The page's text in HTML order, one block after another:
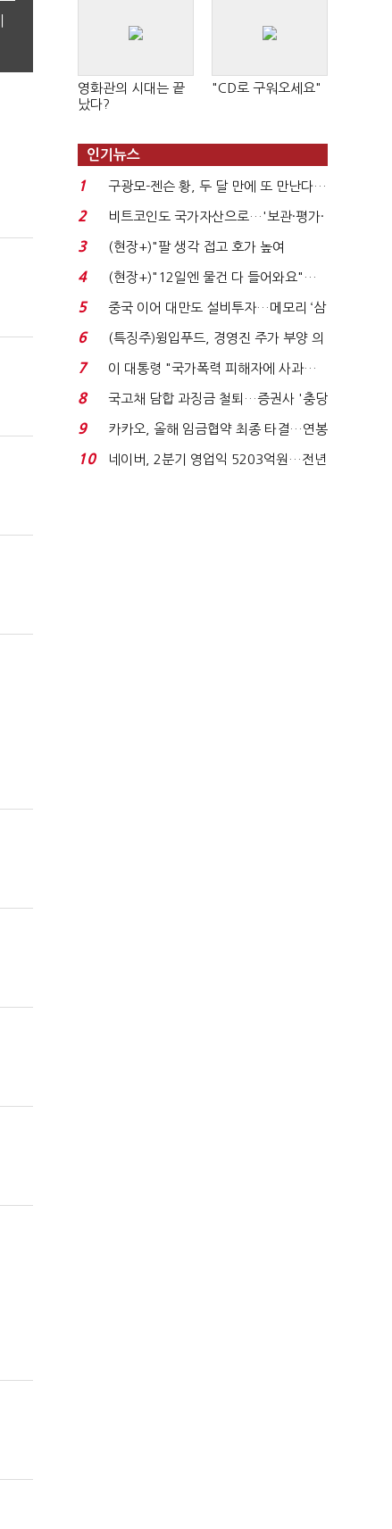
영화관의 시대는 끝
났다?
"CD로 구워오세요"
인기뉴스
1
구광모-젠슨 황, 두 달 만에 또 만난다…
로봇·AI 등 논...
2
비트코인도 국가자산으로…'보관·평가·
처분' 기준은 ...
3
(현장+)"팔 생각 접고 호가 높여
요"…'덜 똘똘한 한 채' 20...
4
(현장+)"12일엔 물건 다 들어와요"…
빈 매대 채우며 문 연 ...
5
중국 이어 대만도 설비투자…메모리 ‘삼
국전쟁’
6
(특징주)윙입푸드, 경영진 주가 부양 의
지에 상한가...
7
이 대통령 "국가폭력 피해자에 사과…
적극적 조사로 진...
8
국고채 담합 과징금 철퇴…증권사 '충당
금 폭탄' 우려...
9
카카오, 올해 임금협약 최종 타결…연봉
6.3% 인상·격려...
10
네이버, 2분기 영업익 5203억원…전년